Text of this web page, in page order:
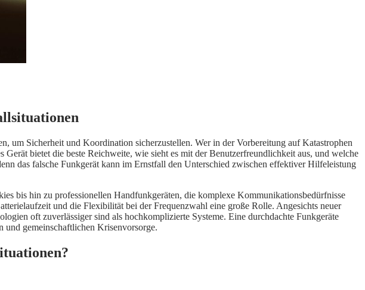
um Sicherheit und Koordination sicherzustellen. Wer in der Vorbereitung auf Katastrophen
bietet die beste Reichweite, wie sieht es mit der Benutzerfreundlichkeit aus, und welche
das falsche Funkgerät kann im Ernstfall den Unterschied zwischen effektiver Hilfeleistung
bis hin zu professionellen Handfunkgeräten, die komplexe Kommunikationsbedürfnisse
und die Flexibilität bei der Frequenzwahl eine große Rolle. Angesichts neuer
oft zuverlässiger sind als hochkomplizierte Systeme. Eine durchdachte Funkgeräte
und gemeinschaftlichen Krisenvorsorge.